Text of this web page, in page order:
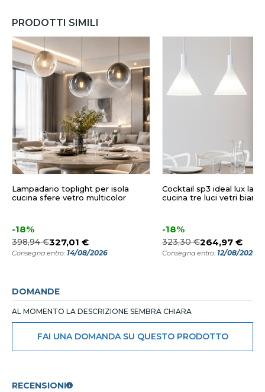
PRODOTTI SIMILI
Lampadario toplight per isola
cucina sfere vetro multicolor
-18%
398,94 €327,01 €
Consegna entro: 14/08/2026
Cocktail sp3 ideal lux
cucina tre luci vetri
-18%
323,30 €264,97 €
Consegna entro: 12/08/2026
DOMANDE
AL MOMENTO LA DESCRIZIONE SEMBRA CHIARA
FAI UNA DOMANDA SU QUESTO PRODOTTO
RECENSIONI